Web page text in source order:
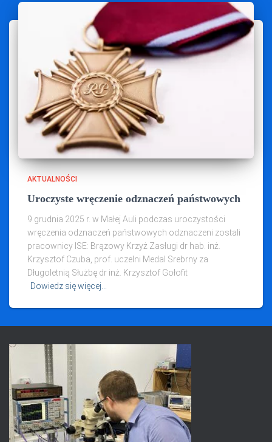
AKTUALNOŚCI
Uroczyste wręczenie odznaczeń państwowych
9 grudnia 2025 r. w Małej Auli podczas uroczystości
wręczenia odznaczeń państwowych odznaczeni zostali
pracownicy ISE: Brązowy Krzyż Zasługi dr hab. inż.
Krzysztof Czuba, prof. uczelni Medal Srebrny za
Długoletnią Służbę dr inż. Krzysztof Gołofit
Dowiedz się więcej…